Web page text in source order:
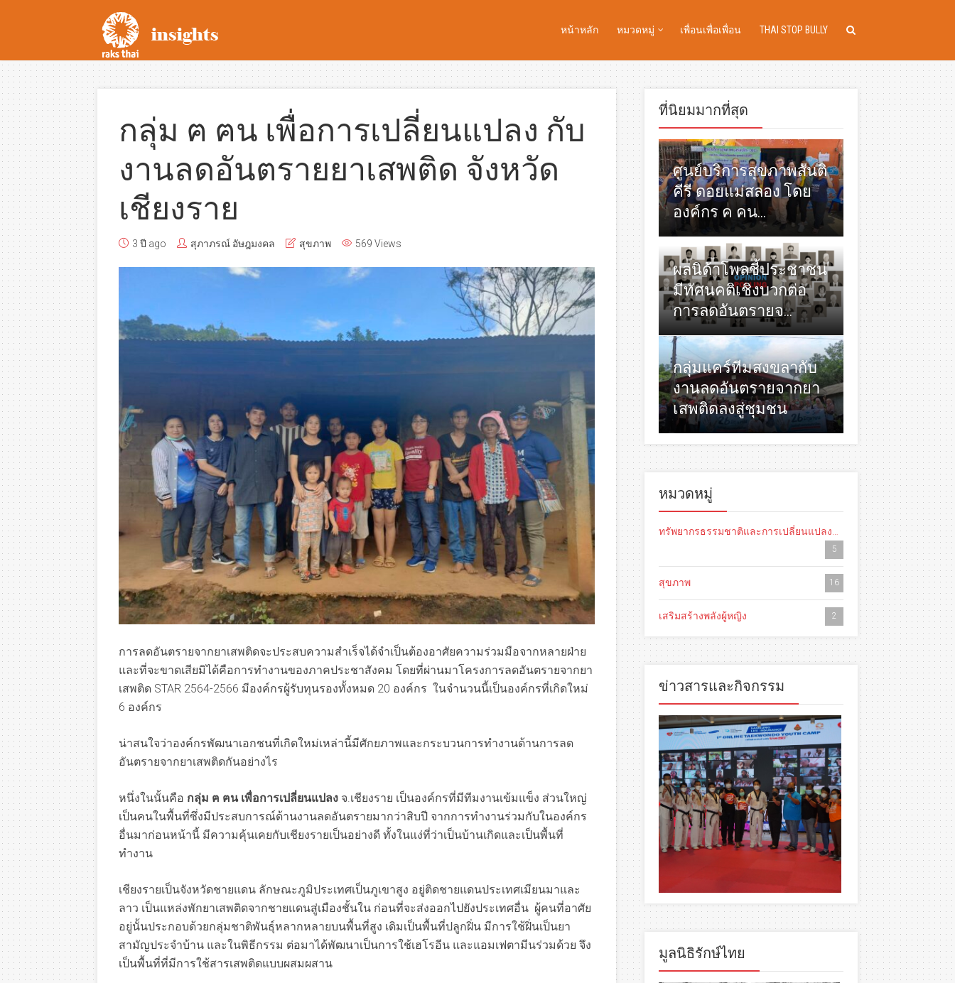
หน้าหลัก หมวดหมู่ เพื่อนเพื่อเพื่อน THAI STOP BULLY
กลุ่ม ฅ ฅน เพื่อการเปลี่ยนแปลง กับ
งานลดอันตรายยาเสพติด จังหวัด
เชียงราย
3 ปี ago สุภาภรณ์ อัษฎมงคล สุขภาพ 569 Views
การลดอันตรายจากยาเสพติดจะประสบความสำเร็จได้จำเป็นต้องอาศัยความร่วมมือจากหลายฝ่าย
และที่จะขาดเสียมิได้คือการทำงานของภาคประชาสังคม โดยที่ผ่านมาโครงการลดอันตรายจากยา
เสพติด STAR 2564-2566 มีองค์กรผู้รับทุนรองทั้งหมด 20 องค์กร ในจำนวนนี้เป็นองค์กรที่เกิดใหม่
6 องค์กร
น่าสนใจว่าองค์กรพัฒนาเอกชนที่เกิดใหม่เหล่านี้มีศักยภาพและกระบวนการทำงานด้านการลด
อันตรายจากยาเสพติดกันอย่างไร
หนึ่งในนั้นคือ กลุ่ม ฅ ฅน เพื่อการเปลี่ยนแปลง จ.เชียงราย เป็นองค์กรที่มีทีมงานเข้มแข็ง ส่วนใหญ่
เป็นคนในพื้นที่ซึ่งมีประสบการณ์ด้านงานลดอันตรายมากว่าสิบปี จากการทำงานร่วมกับในองค์กร
อื่นมาก่อนหน้านี้ มีความคุ้นเคยกับเชียงรายเป็นอย่างดี ทั้งในแง่ที่ว่าเป็นบ้านเกิดและเป็นพื้นที่
ทำงาน
เชียงรายเป็นจังหวัดชายแดน ลักษณะภูมิประเทศเป็นภูเขาสูง อยู่ติดชายแดนประเทศเมียนมาและ
ลาว เป็นแหล่งพักยาเสพติดจากชายแดนสู่เมืองชั้นใน ก่อนที่จะส่งออกไปยังประเทศอื่น ผู้คนที่อาศัย
อยู่นั้นประกอบด้วยกลุ่มชาติพันธุ์หลากหลายบนพื้นที่สูง เดิมเป็นพื้นที่ปลูกฝิ่น มีการใช้ฝิ่นเป็นยา
สามัญประจำบ้าน และในพิธีกรรม ต่อมาได้พัฒนาเป็นการใช้เฮโรอีน และแอมเฟตามีนร่วมด้วย จึง
เป็นพื้นที่ที่มีการใช้สารเสพติดแบบผสมผสาน
ที่นิยมมากที่สุด
ศูนย์บริการสุขภาพสันติ
คีรี ดอยแม่สลอง โดย
องค์กร ค คน...
ผลนิด้าโพลชี้ประชาชน
มีทัศนคติเชิงบวกต่อ
การลดอันตรายจ...
กลุ่มแคร์ทีมสงขลากับ
งานลดอันตรายจากยา
เสพติดลงสู่ชุมชน
หมวดหมู่
ทรัพยากรธรรมชาติและการเปลี่ยนแปลงสภาพภูมิอากาศ
5
สุขภาพ 16
เสริมสร้างพลังผู้หญิง 2
ข่าวสารและกิจกรรม
มูลนิธิรักษ์ไทย